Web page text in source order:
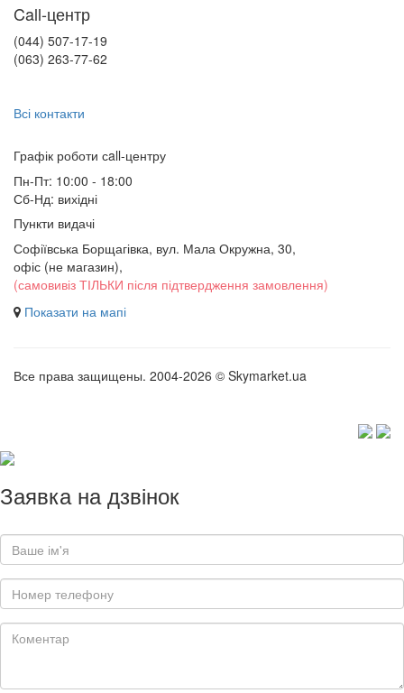
Call-центр
(044) 507-17-19
(063) 263-77-62
Всі контакти
Графік роботи сall-центру
Пн-Пт: 10:00 - 18:00
Сб-Нд: вихідні
Пункти видачі
Софіївська Борщагівка, вул. Мала Окружна, 30,
офіс (не магазин),
(самовивіз ТІЛЬКИ після підтвердження замовлення)
Показати на мапі
Все права защищены. 2004-2026 © Skymarket.ua
Заявка на дзвінок